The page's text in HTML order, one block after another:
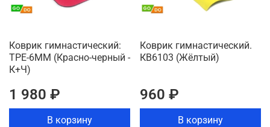
Коврик гимнастический:
TPE-6MM (Красно-черный -
К+Ч)
1 980 ₽
В корзину
Коврик гимнастический.
КВ6103 (Жёлтый)
960 ₽
В корзину